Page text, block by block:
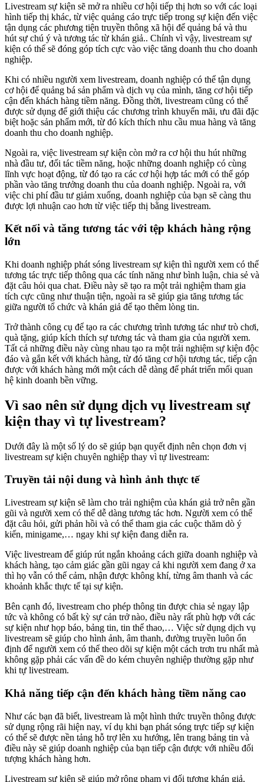
Livestream sự kiện sẽ mở ra nhiều cơ hội tiếp thị hơn so với các loại
hình tiếp thị khác, từ việc quảng cáo trực tiếp trong sự kiện đến việc
tận dụng các phương tiện truyền thông xã hội để quảng bá và thu
hút sự chú ý và tương tác từ khán giả.. Chính vì vậy, livestream sự
kiện có thể sẽ đóng góp tích cực vào việc tăng doanh thu cho doanh
nghiệp.
Khi có nhiều người xem livestream, doanh nghiệp có thể tận dụng
cơ hội để quảng bá sản phẩm và dịch vụ của mình, tăng cơ hội tiếp
cận đến khách hàng tiềm năng. Đồng thời, livestream cũng có thể
được sử dụng để giới thiệu các chương trình khuyến mãi, ưu đãi đặc
biệt hoặc sản phẩm mới, từ đó kích thích nhu cầu mua hàng và tăng
doanh thu cho doanh nghiệp.
Ngoài ra, việc livestream sự kiện còn mở ra cơ hội thu hút những
nhà đầu tư, đối tác tiềm năng, hoặc những doanh nghiệp có cùng
lĩnh vực hoạt động, từ đó tạo ra các cơ hội hợp tác mới có thể góp
phần vào tăng trưởng doanh thu của doanh nghiệp. Ngoài ra, với
việc chi phí đầu tư giảm xuống, doanh nghiệp của bạn sẽ càng thu
được lợi nhuận cao hơn từ việc tiếp thị bằng livestream.
Kết nối và tăng tương tác với tệp khách hàng rộng
lớn
Khi doanh nghiệp phát sóng livestream sự kiện thì người xem có thể
tương tác trực tiếp thông qua các tính năng như bình luận, chia sẻ và
đặt câu hỏi qua chat. Điều này sẽ tạo ra một trải nghiệm tham gia
tích cực cũng như thuận tiện, ngoài ra sẽ giúp gia tăng tương tác
giữa người tổ chức và khán giả để tạo thêm lòng tin.
Trở thành công cụ để tạo ra các chương trình tương tác như trò chơi,
quà tặng, giúp kích thích sự tương tác và tham gia của người xem.
Tất cả những điều này cùng nhau tạo ra một trải nghiệm sự kiện độc
đáo và gắn kết với khách hàng, từ đó tăng cơ hội tương tác, tiếp cận
được với khách hàng mới một cách dễ dàng để phát triển mối quan
hệ kinh doanh bền vững.
Vì sao nên sử dụng dịch vụ livestream sự
kiện thay vì tự livestream?
Dưới đây là một số lý do sẽ giúp bạn quyết định nên chọn đơn vị
livestream sự kiện chuyên nghiệp thay vì tự livestream:
Truyền tải nội dung và hình ảnh thực tế
Livestream sự kiện sẽ làm cho trải nghiệm của khán giả trở nên gần
gũi và người xem có thể dễ dàng tương tác hơn. Người xem có thể
đặt câu hỏi, gửi phản hồi và có thể tham gia các cuộc thăm dò ý
kiến, minigame,… ngay khi sự kiện đang diễn ra.
Việc livestream để giúp rút ngắn khoảng cách giữa doanh nghiệp và
khách hàng, tạo cảm giác gần gũi ngay cả khi người xem đang ở xa
thì họ vẫn có thể cảm, nhận được không khí, từng âm thanh và các
khoảnh khắc thực tế tại sự kiện.
Bên cạnh đó, livestream cho phép thông tin được chia sẻ ngay lập
tức và không có bất kỳ sự cản trở nào, điều này rất phù hợp với các
sự kiện như họp báo, bảng tin, tin thể thao,… Việc sử dụng dịch vụ
livestream sẽ giúp cho hình ảnh, âm thanh, đường truyền luôn ổn
định để người xem có thể theo dõi sự kiện một cách trơn tru nhất mà
không gặp phải các vấn đề do kém chuyên nghiệp thường gặp như
khi tự livestream.
Khả năng tiếp cận đến khách hàng tiềm năng cao
Như các bạn đã biết, livestream là một hình thức truyền thông được
sử dụng rộng rãi hiện nay, ví dụ khi bạn phát sóng trực tiếp sự kiện
có thể sẽ được nền tảng hỗ trợ lên xu hướng, lên trang bảng tin và
điều này sẽ giúp doanh nghiệp của bạn tiếp cận được với nhiều đối
tượng khách hàng hơn.
Livestream sự kiện sẽ giúp mở rộng phạm vi đối tượng khán giả,